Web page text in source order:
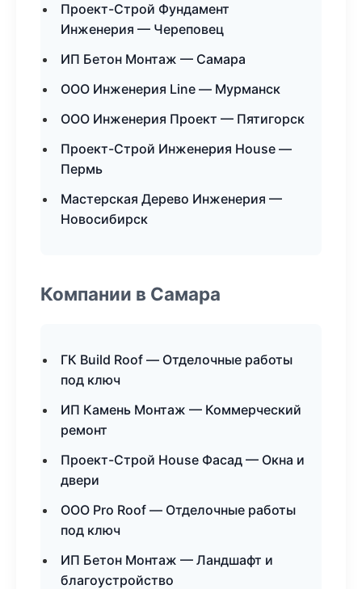
Проект-Строй Фундамент
Инженерия — Череповец
ИП Бетон Монтаж — Самара
ООО Инженерия Line — Мурманск
ООО Инженерия Проект — Пятигорск
Проект-Строй Инженерия House —
Пермь
Мастерская Дерево Инженерия —
Новосибирск
Компании в Самара
ГК Build Roof — Отделочные работы
под ключ
ИП Камень Монтаж — Коммерческий
ремонт
Проект-Строй House Фасад — Окна и
двери
ООО Pro Roof — Отделочные работы
под ключ
ИП Бетон Монтаж — Ландшафт и
благоустройство